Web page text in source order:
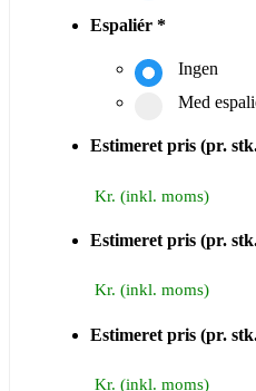
Espaliér *
Ingen
Med
Estimeret pris (pr.
Estimeret pris (pr.
Estimeret pris (pr.